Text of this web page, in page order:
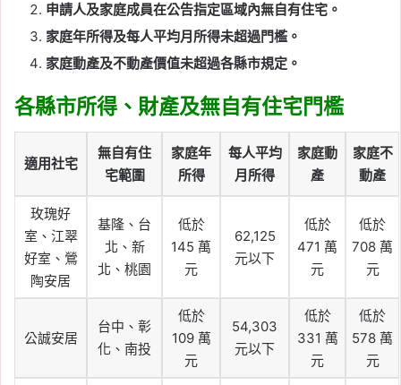
申請人及家庭成員在公告指定區域內無自有住宅。
家庭年所得及每人平均月所得未超過門檻。
家庭動產及不動產價值未超過各縣市規定。
各縣市所得、財產及無自有住宅門檻
適用社宅
無自有住
宅範圍
家庭年
所得
每人平均
月所得
家庭動
產
家庭不
動產
玫瑰好
室、江翠
好室、鶯
陶安居
基隆、台
北、新
北、桃園
低於
145 萬
元
62,125
元以下
低於
471 萬
元
低於
708 萬
元
公誠安居
台中、彰
化、南投
低於
109 萬
元
54,303
元以下
低於
331 萬
元
低於
578 萬
元